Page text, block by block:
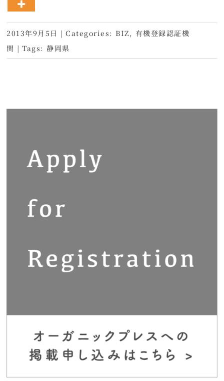
2013年9月5日 | Categories: BIZ , 有機登録認証機
関 | Tags:静岡県